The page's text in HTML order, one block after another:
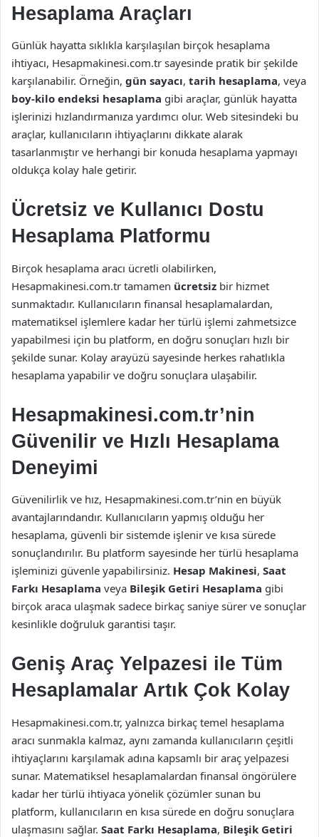
Hesaplama Araçları
Günlük hayatta sıklıkla karşılaşılan birçok hesaplama
ihtiyacı, Hesapmakinesi.com.tr sayesinde pratik bir şekilde
karşılanabilir. Örneğin, gün sayacı, tarih hesaplama, veya
boy-kilo endeksi hesaplama gibi araçlar, günlük hayatta
işlerinizi hızlandırmanıza yardımcı olur. Web sitesindeki bu
araçlar, kullanıcıların ihtiyaçlarını dikkate alarak
tasarlanmıştır ve herhangi bir konuda hesaplama yapmayı
oldukça kolay hale getirir.
Ücretsiz ve Kullanıcı Dostu
Hesaplama Platformu
Birçok hesaplama aracı ücretli olabilirken,
Hesapmakinesi.com.tr tamamen ücretsiz bir hizmet
sunmaktadır. Kullanıcıların finansal hesaplamalardan,
matematiksel işlemlere kadar her türlü işlemi zahmetsizce
yapabilmesi için bu platform, en doğru sonuçları hızlı bir
şekilde sunar. Kolay arayüzü sayesinde herkes rahatlıkla
hesaplama yapabilir ve doğru sonuçlara ulaşabilir.
Hesapmakinesi.com.tr’nin
Güvenilir ve Hızlı Hesaplama
Deneyimi
Güvenilirlik ve hız, Hesapmakinesi.com.tr’nin en büyük
avantajlarındandır. Kullanıcıların yapmış olduğu her
hesaplama, güvenli bir sistemde işlenir ve kısa sürede
sonuçlandırılır. Bu platform sayesinde her türlü hesaplama
işleminizi güvenle yapabilirsiniz. Hesap Makinesi, Saat
Farkı Hesaplama veya Bileşik Getiri Hesaplama gibi
birçok araca ulaşmak sadece birkaç saniye sürer ve sonuçlar
kesinlikle doğruluk garantisi taşır.
Geniş Araç Yelpazesi ile Tüm
Hesaplamalar Artık Çok Kolay
Hesapmakinesi.com.tr, yalnızca birkaç temel hesaplama
aracı sunmakla kalmaz, aynı zamanda kullanıcıların çeşitli
ihtiyaçlarını karşılamak adına kapsamlı bir araç yelpazesi
sunar. Matematiksel hesaplamalardan finansal öngörülere
kadar her türlü ihtiyaca yönelik çözümler sunan bu
platform, kullanıcıların en kısa sürede en doğru sonuçlara
ulaşmasını sağlar. Saat Farkı Hesaplama, Bileşik Getiri